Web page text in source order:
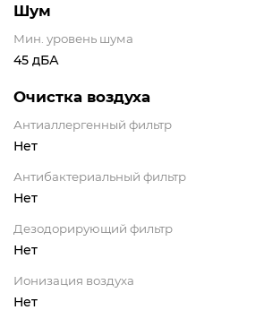
Шум
Мин. уровень шума
45 дБА
Очистка воздуха
Антиаллергенный фильтр
Нет
Антибактериальный фильтр
Нет
Дезодорирующий фильтр
Нет
Ионизация воздуха
Нет